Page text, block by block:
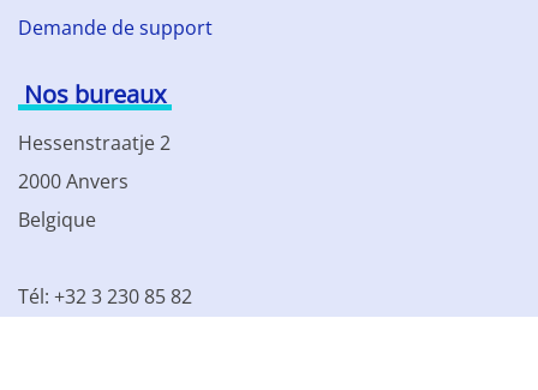
Demande de support
Nos bureaux
Hessenstraatje 2
2000 Anvers
Belgique
Tél: +32 3 230 85 82